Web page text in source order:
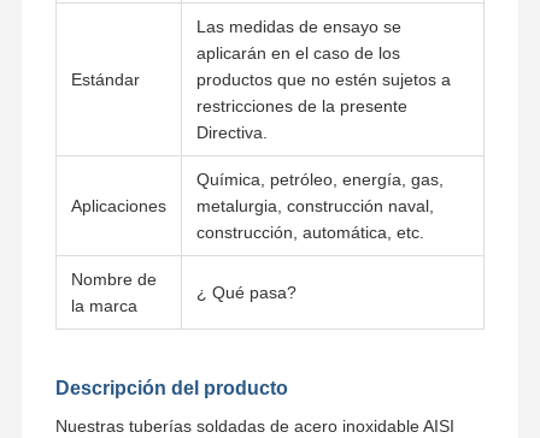
Fittings para tubos de acero inoxidable con tornillo
Rebordes de acero inoxidables
válvula de acero inoxidable
Tubos sin soldadura de acero inoxidables
Estándar
Las medidas de ensayo se
aplicarán en el caso de los
productos que no estén sujetos a
restricciones de la presente
Directiva.
Aplicaciones
Química, petróleo, energía, gas,
metalurgia, construcción naval,
construcción, automática, etc.
Nombre de
la marca
¿ Qué pasa?
Descripción del producto
Nuestras tuberías soldadas de acero inoxidable AISI